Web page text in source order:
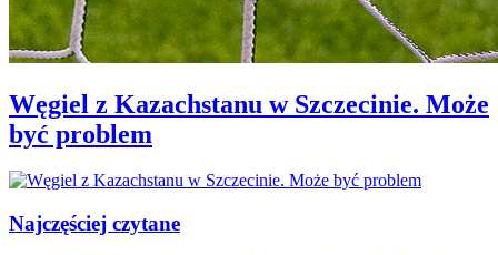
Węgiel z Kazachstanu w Szczecinie. Może
być problem
Najczęściej czytane